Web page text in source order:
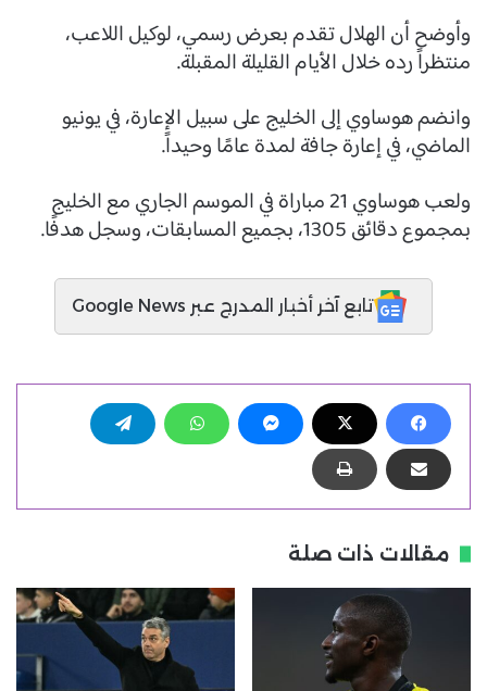
وأوضح أن الهلال تقدم بعرض رسمي، لوكيل اللاعب،
منتظراً رده خلال الأيام القليلة المقبلة.
وانضم هوساوي إلى الخليج على سبيل الإعارة، في يونيو
الماضي، في إعارة جافة لمدة عامًا وحيداً.
ولعب هوساوي 21 مباراة في الموسم الجاري مع الخليج
بمجموع دقائق 1305، بجميع المسابقات، وسجل هدفًا.
تابع آخر أخبار المدرج عبر Google News
مقالات ذات صلة